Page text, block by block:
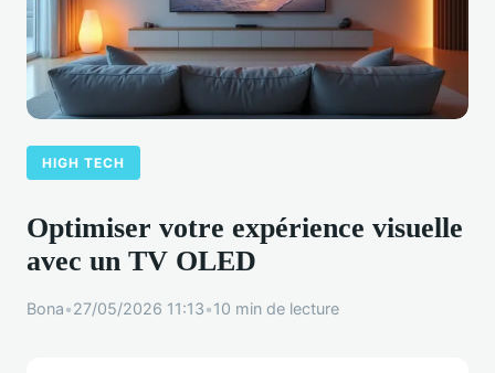
HIGH TECH
Optimiser votre expérience visuelle
avec un TV OLED
Bona•27/05/2026 11:13•10 min de lecture